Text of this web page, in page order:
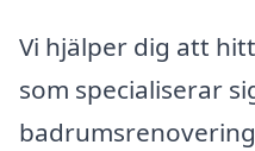
Vi hjälper dig att
som specialiserar